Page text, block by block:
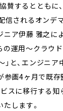
賛するとともに
信されるオンデ
ニア伊藤 雅之に
の運用～クラウ
」と、エンジニ
参画4ヶ月で既
スに移行する知
たします。